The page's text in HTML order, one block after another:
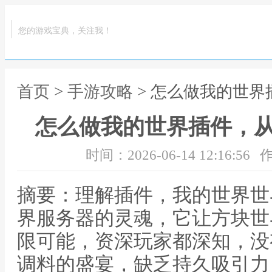
您的游戏宝典，关注我！
首页 > 手游攻略 > 怎么做我的世
怎么做我的世界插件，
时间：2026-06-14 12:16:56
摘要：理解插件，我的世界
界服务器的灵魂，它让方块
限可能，资深玩家都深知，
调料的盛宴，缺乏持久吸引